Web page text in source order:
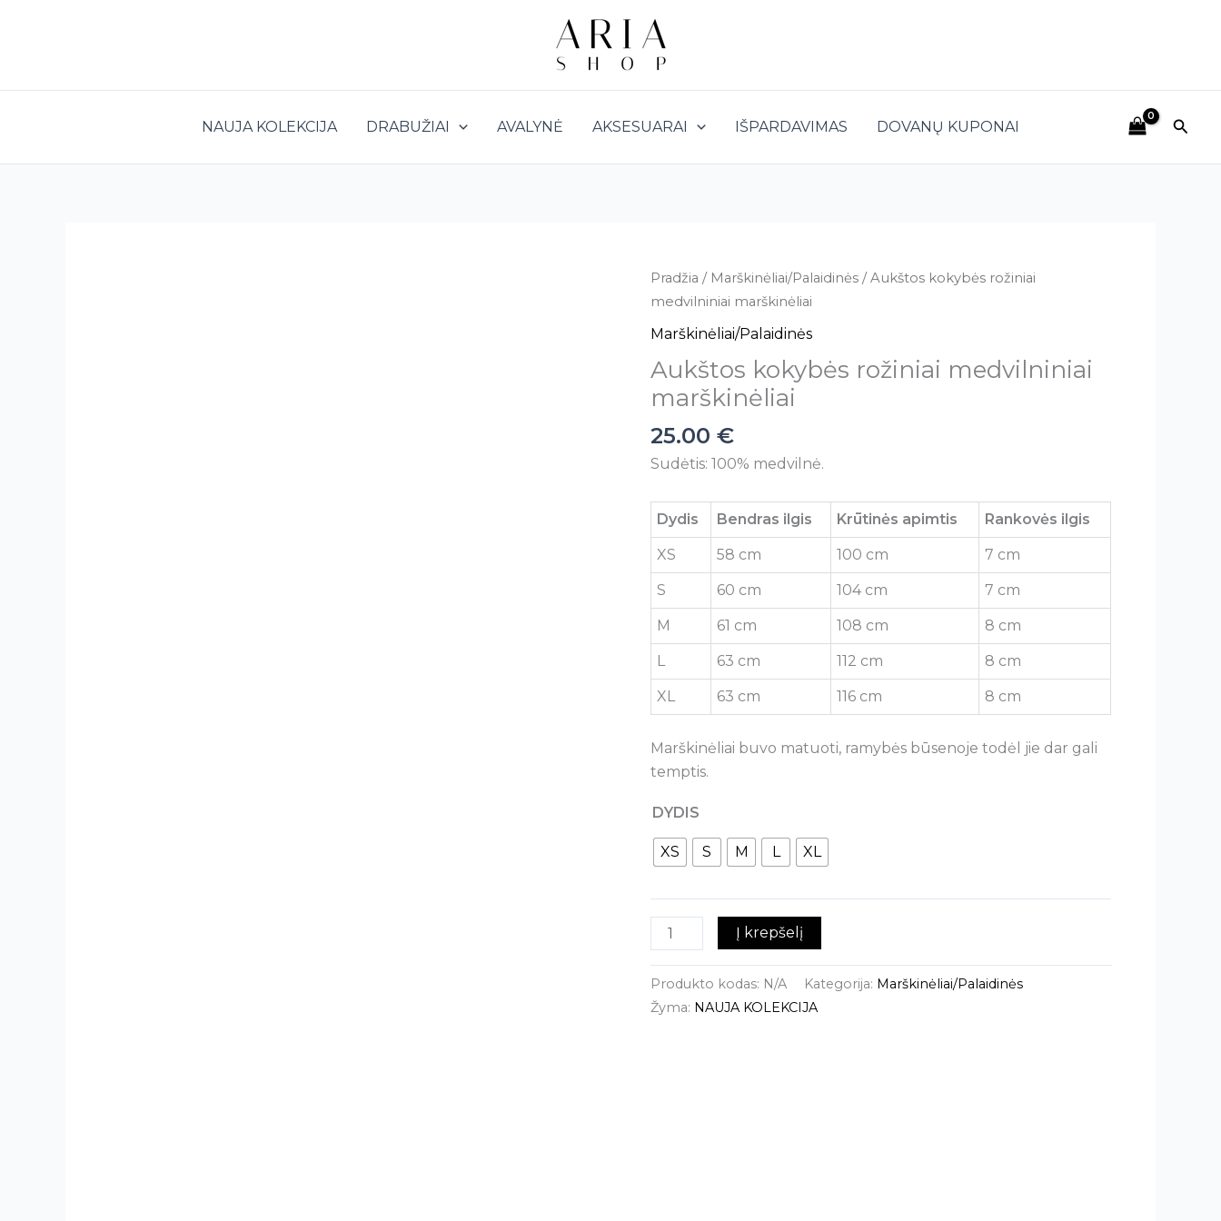
NAUJA KOLEKCIJA DRABUŽIAI AVALYNĖ AKSESUARAI IŠPARDAVIMAS DOVANŲ KUPONAI
Pradžia / Marškinėliai/Palaidinės / Aukštos kokybės rožiniai
medvilniniai marškinėliai
Marškinėliai/Palaidinės
Aukštos kokybės rožiniai medvilniniai
marškinėliai
25.00€
Sudėtis: 100% medvilnė.
Dydis Bendras ilgis Krūtinės apimtis Rankovės ilgis
XS 58 cm 100 cm 7 cm
S 60 cm 104 cm 7 cm
M 61 cm 108 cm 8 cm
L 63 cm 112 cm 8 cm
XL 63 cm 116 cm 8 cm
Marškinėliai buvo matuoti, ramybės būsenoje todėl jie dar gali
temptis.
DYDIS
XS S M L XL
produkto
kiekis:
Aukštos
rožiniai
medvilniniai
Į krepšelį
Produkto kodas: N/A Kategorija: Marškinėliai/Palaidinės
Žyma: NAUJA KOLEKCIJA